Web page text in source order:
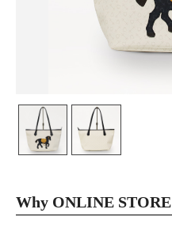
Why ONLINE STORE